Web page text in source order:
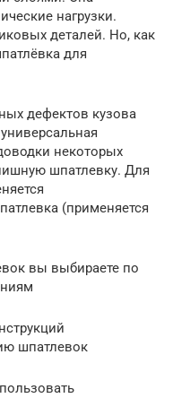
нагрузки.
деталей. Но, как
для
дефектов кузова
некоторых
шпатлевку. Для
(применяется
вы выбираете по
шпатлевок